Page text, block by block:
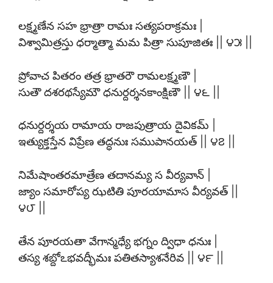
లక్ష్మణేన సహ భ్రాత్రా రామః సత్యపరాక్రమః |
విశ్వామిత్రస్తు ధర్మాత్మా మమ పిత్రా సుపూజితః || ౪౫ ||
ప్రోవాచ పితరం తత్ర భ్రాతరౌ రామలక్ష్మణౌ |
సుతౌ దశరథస్యేమౌ ధనుర్దర్శనకాంక్షిణౌ || ౪౬ ||
ధనుర్దర్శయ రామాయ రాజపుత్రాయ దైవికమ్ |
ఇత్యుక్తస్తేన విప్రేణ తద్ధనుః సముపానయత్ || ౪౭ ||
నిమేషాంతరమాత్రేణ తదానమ్య స వీర్యవాన్ |
జ్యాం సమారోప్య ఝటితి పూరయామాస వీర్యవత్ ||
౪౮ ||
తేన పూరయతా వేగాన్మధ్యే భగ్నం ద్విధా ధనుః |
తస్య శబ్దోఽభవద్భీమః పతితస్యాశనేరివ || ౪౯ ||